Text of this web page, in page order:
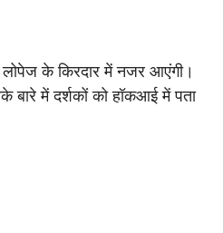
लोपेज के किरदार में नजर आएंगी।
बारे में दर्शकों को हॉकआई में पता